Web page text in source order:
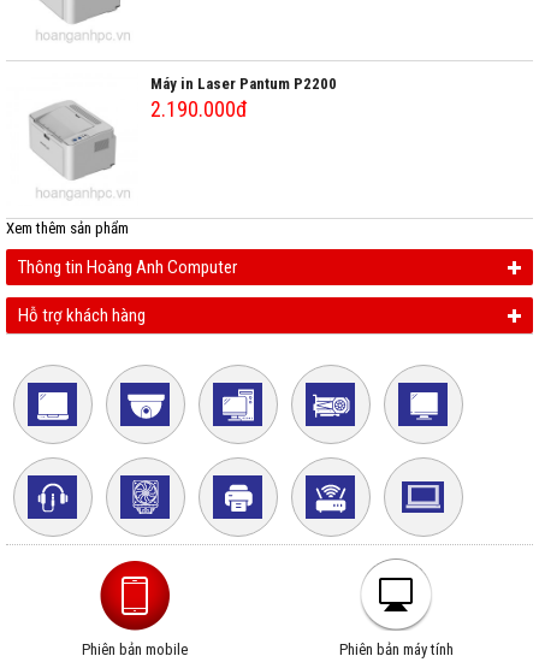
Máy in Laser Pantum P2200
2.190.000đ
Xem thêm sản phẩm
Thông tin Hoàng Anh Computer
Hỗ trợ khách hàng
Phiên bản mobile Phiên bản máy tính